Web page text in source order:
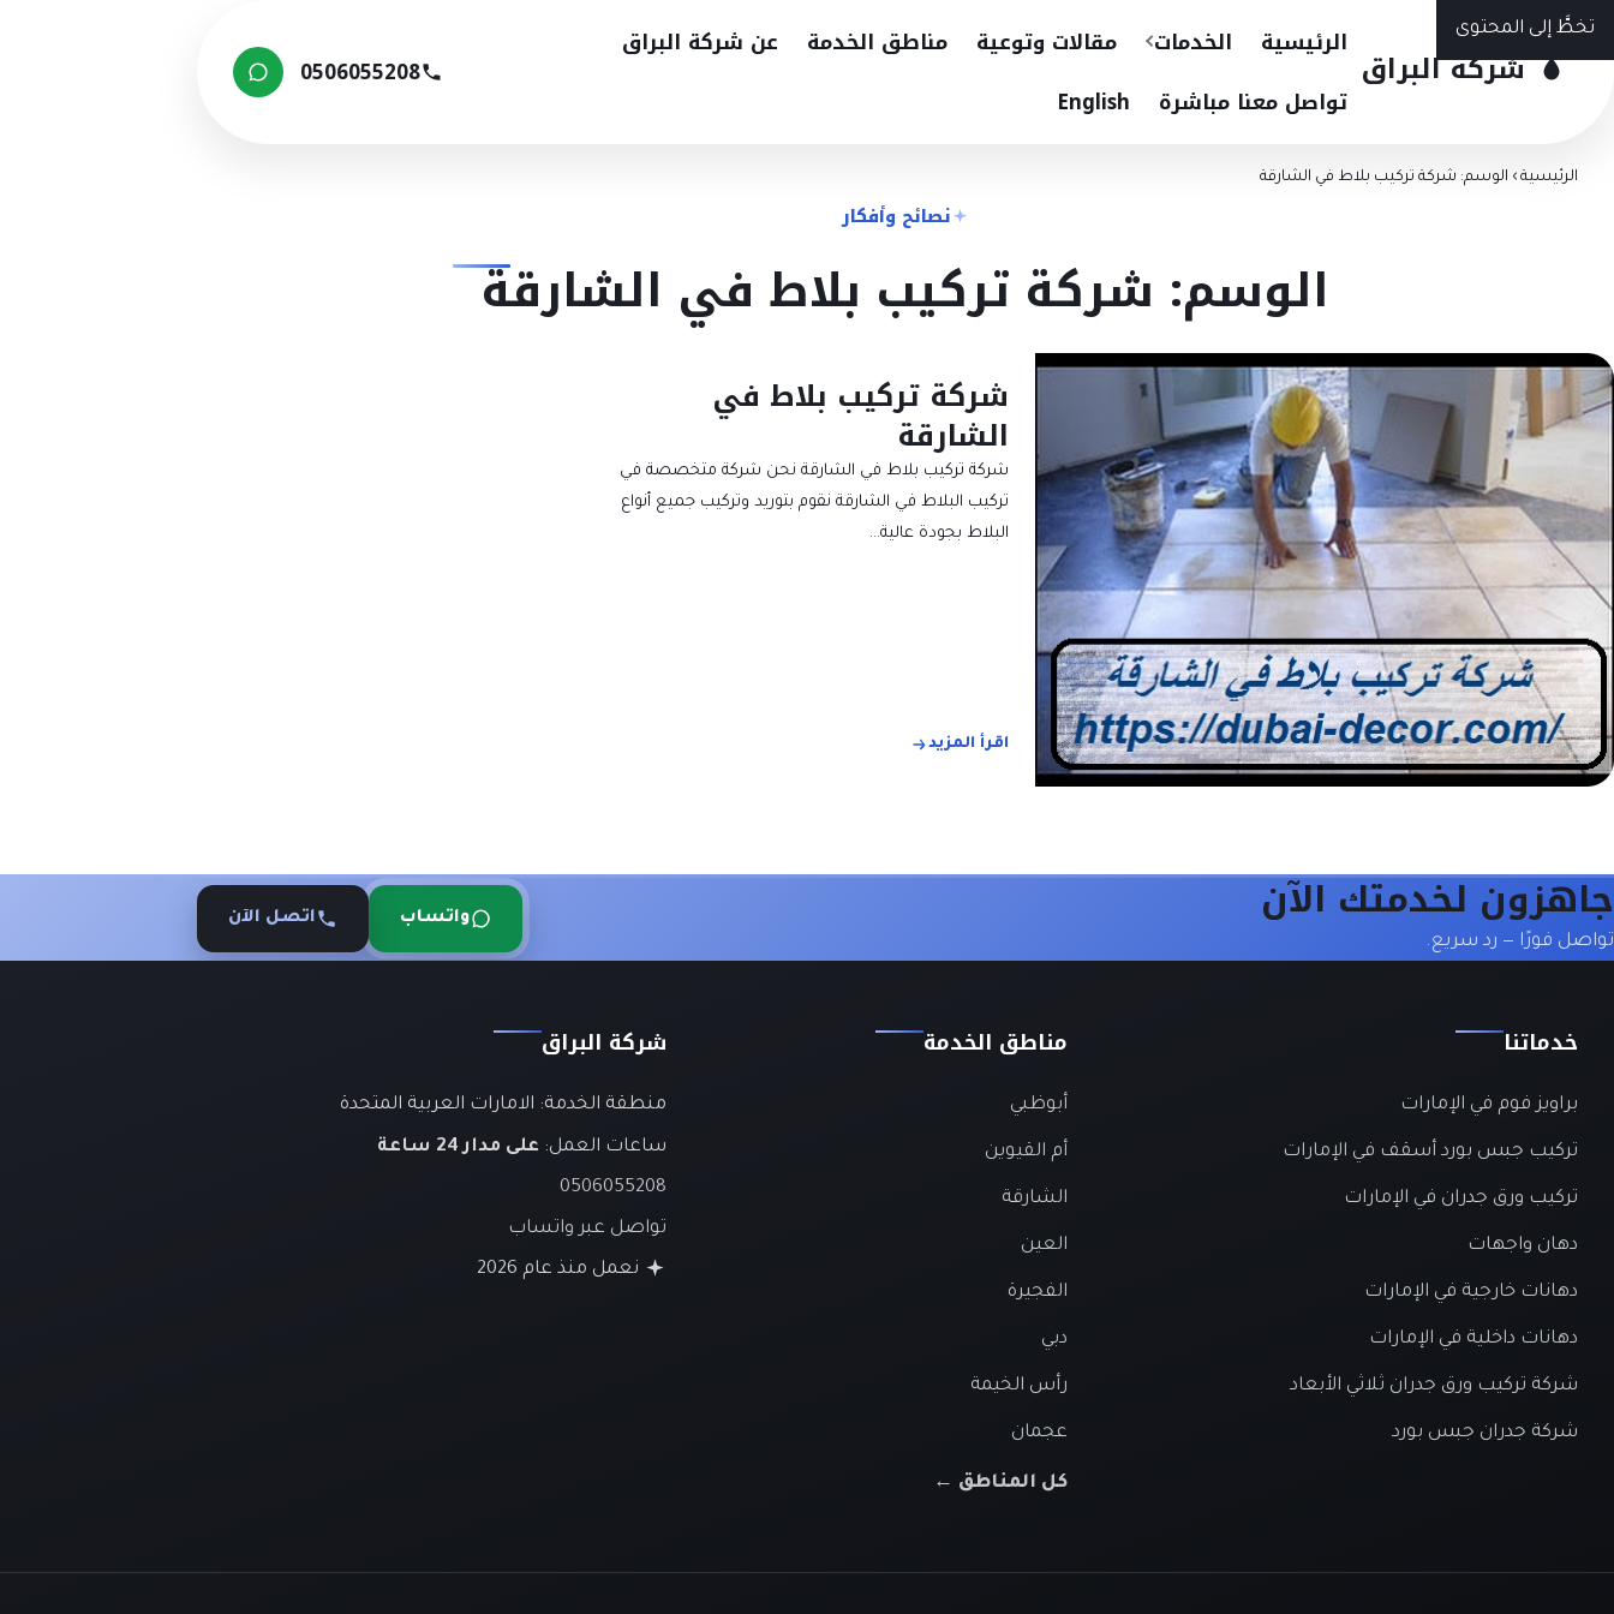
تخطَّ إلى المحتوى
شركة البراق
الرئيسية الخدمات مقالات وتوعية مناطق الخدمة
عن شركة البراق
تواصل معنا مباشرة
English
0506055208
الرئيسية › الوسم: شركة تركيب بلاط في الشارقة
نصائح وأفكار
الوسم: شركة تركيب بلاط في الشارقة
شركة تركيب بلاط في
الشارقة
شركة تركيب بلاط في الشارقة نحن شركة متخصصة في
تركيب البلاط في الشارقة نقوم بتوريد وتركيب جميع أنواع
البلاط بجودة عالية…
اقرأ المزيد
جاهزون لخدمتك الآن
تواصل فورًا — رد سريع.
واتساب اتصل الآن
خدماتنا
براويز فوم في الإمارات
تركيب جبس بورد أسقف في الإمارات
تركيب ورق جدران في الإمارات
دهان واجهات
دهانات خارجية في الإمارات
دهانات داخلية في الإمارات
شركة تركيب ورق جدران ثلاثي الأبعاد
شركة جدران جبس بورد
مناطق الخدمة
أبوظبي
أم القيوين
الشارقة
العين
الفجيرة
دبي
رأس الخيمة
عجمان
كل المناطق ←
شركة البراق
منطقة الخدمة: الامارات العربية المتحدة
ساعات العمل: على مدار 24 ساعة
0506055208
تواصل عبر واتساب
نعمل منذ عام 2026